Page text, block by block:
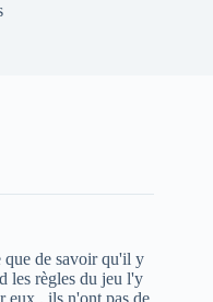
que de savoir qu'il y
les règles du jeu l'y